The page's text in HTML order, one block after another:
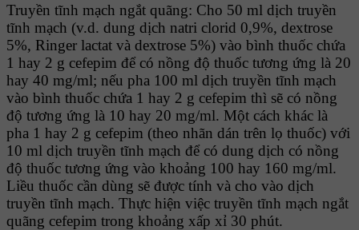
Truyền tĩnh mạch ngắt quãng: Cho 50 ml dịch truyền
tĩnh mạch (v.d. dung dịch natri clorid 0,9%, dextrose
5%, Ringer lactat và dextrose 5%) vào bình thuốc chứa
1 hay 2 g cefepim để có nồng độ thuốc tương ứng là 20
hay 40 mg/ml; nếu pha 100 ml dịch truyền tĩnh mạch
vào bình thuốc chứa 1 hay 2 g cefepim thì sẽ có nồng
độ tương ứng là 10 hay 20 mg/ml. Một cách khác là
pha 1 hay 2 g cefepim (theo nhãn dán trên lọ thuốc) với
10 ml dịch truyền tĩnh mạch để có dung dịch có nồng
độ thuốc tương ứng vào khoảng 100 hay 160 mg/ml.
Liều thuốc cần dùng sẽ được tính và cho vào dịch
truyền tĩnh mạch. Thực hiện việc truyền tĩnh mạch ngắt
quãng cefepim trong khoảng xấp xỉ 30 phút.